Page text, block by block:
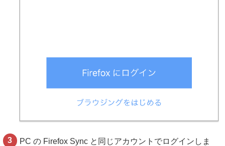
PC の Firefox Sync と同じアカウントでログインしま